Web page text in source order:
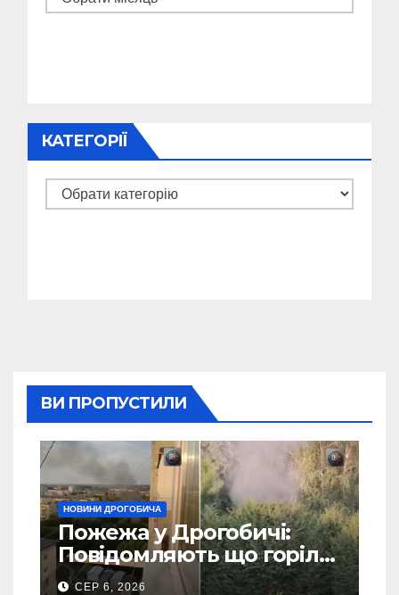
КАТЕГОРІЇ
Категорії
ВИ ПРОПУСТИЛИ
НОВИНИ ДРОГОБИЧА
Пожежа у Дрогобичі:
Повідомляють що горіло
5 гаражів (Відео)
СЕР 6, 2026